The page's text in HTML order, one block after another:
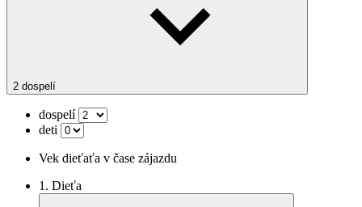
2 dospelí
dospelí
deti
Vek dieťaťa v čase zájazdu
1. Dieťa